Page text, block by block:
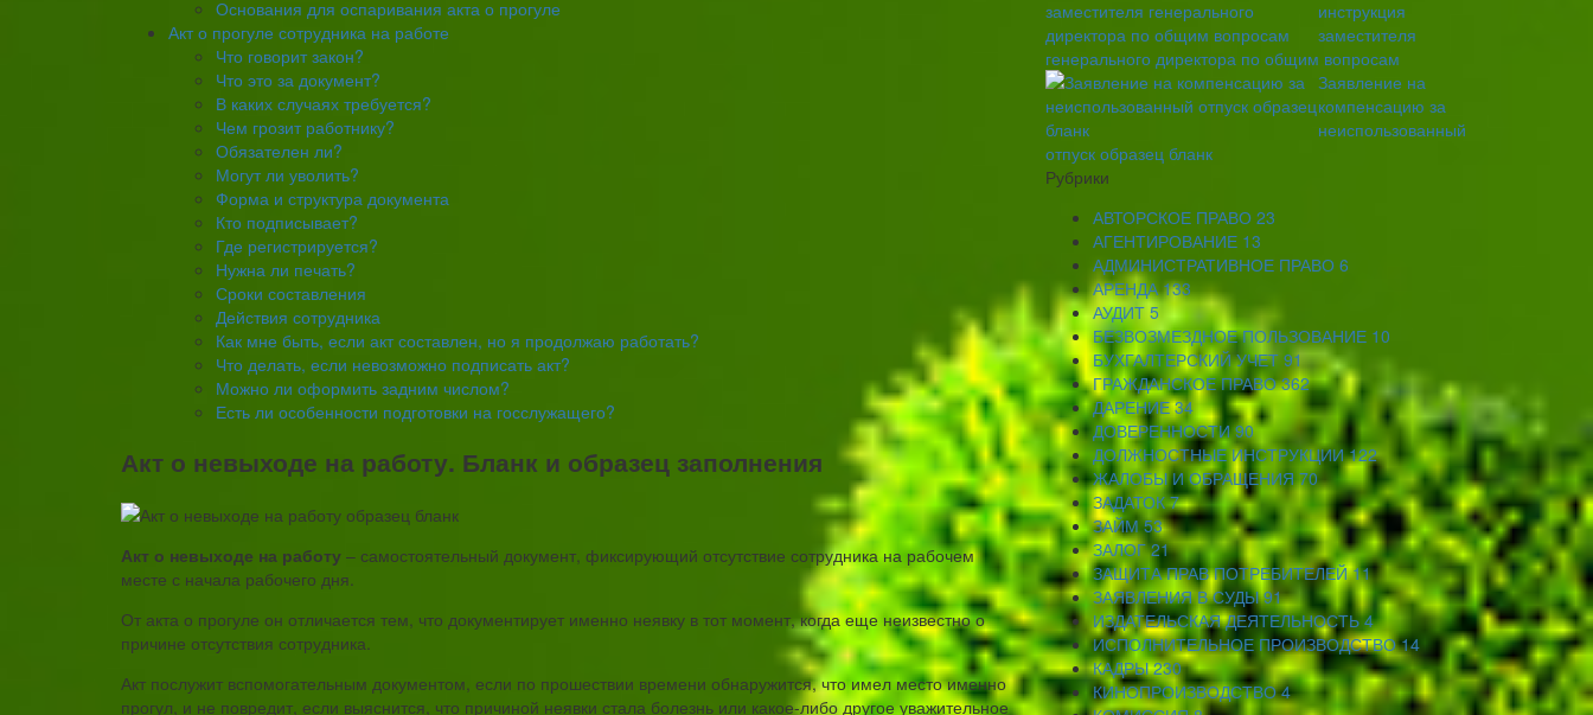
Основания для оспаривания акта о прогуле
Акт о прогуле сотрудника на работе
Что говорит закон?
Что это за документ?
В каких случаях требуется?
Чем грозит работнику?
Обязателен ли?
Могут ли уволить?
Форма и структура документа
Кто подписывает?
Где регистрируется?
Нужна ли печать?
Сроки составления
Действия сотрудника
Как мне быть, если акт составлен, но я продолжаю работать?
Что делать, если невозможно подписать акт?
Можно ли оформить задним числом?
Есть ли особенности подготовки на госслужащего?
Акт о невыходе на работу. Бланк и образец заполнения
Акт о невыходе на работу – самостоятельный документ, фиксирующий отсутствие сотрудника на рабочем
месте с начала рабочего дня.
От акта о прогуле он отличается тем, что документирует именно неявку в тот момент, когда еще неизвестно о
причине отсутствия сотрудника.
Акт послужит вспомогательным документом, если по прошествии времени обнаружится, что имел место именно
прогул, и не повредит, если выяснится, что причиной неявки стала болезнь или какое-либо другое уважительное
инструкция
заместителя
генерального директора по общим вопросам
Заявление на
компенсацию за
неиспользованный
отпуск образец бланк
Рубрики
АВТОРСКОЕ ПРАВО 23
АГЕНТИРОВАНИЕ 13
АДМИНИСТРАТИВНОЕ ПРАВО 6
АРЕНДА133
АУДИТ 5
БЕЗВОЗМЕЗДНОЕ ПОЛЬЗОВАНИЕ 10
БУХГАЛТЕРСКИЙ УЧЕТ 91
ГРАЖДАНСКОЕ ПРАВО362
ДАРЕНИЕ34
ДОВЕРЕННОСТИ90
ДОЛЖНОСТНЫЕ ИНСТРУКЦИИ122
ЖАЛОБЫ И ОБРАЩЕНИЯ70
ЗАДАТОК7
ЗАЙМ53
ЗАЛОГ21
ЗАЩИТА ПРАВ ПОТРЕБИТЕЛЕЙ11
ЗАЯВЛЕНИЯ В СУДЫ91
ИЗДАТЕЛЬСКАЯ ДЕЯТЕЛЬНОСТЬ4
ИСПОЛНИТЕЛЬНОЕ ПРОИЗВОДСТВО14
КАДРЫ230
КИНОПРОИЗВОДСТВО4